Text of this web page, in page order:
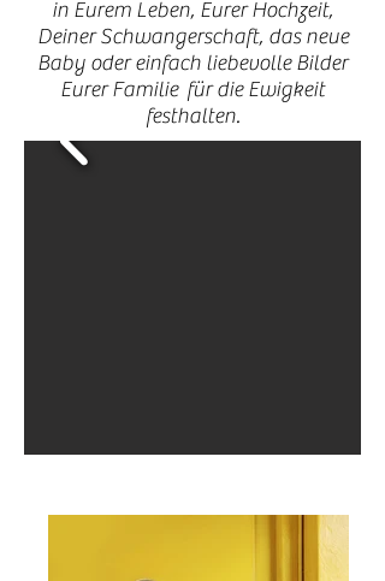
in Eurem Leben, Eurer Hochzeit,
Deiner Schwangerschaft, das neue
Baby oder einfach liebevolle Bilder
Eurer Familie für die Ewigkeit
festhalten.